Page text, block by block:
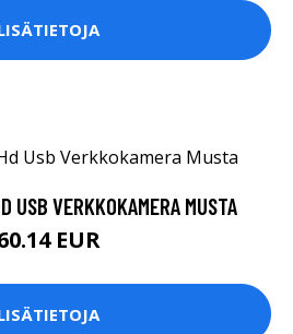
USB VERKKOKAMERA MUSTA
EUR